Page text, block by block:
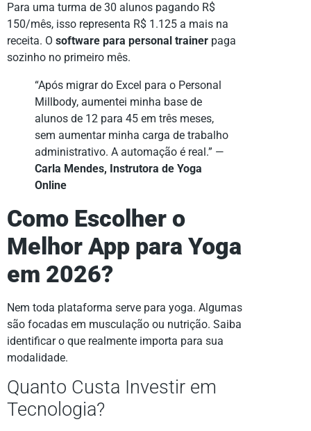
Para uma turma de 30 alunos pagando R$
150/mês, isso representa R$ 1.125 a mais na
receita. O software para personal trainer paga
sozinho no primeiro mês.
“Após migrar do Excel para o Personal
Millbody, aumentei minha base de
alunos de 12 para 45 em três meses,
sem aumentar minha carga de trabalho
administrativo. A automação é real.” —
Carla Mendes, Instrutora de Yoga
Online
Como Escolher o
Melhor App para Yoga
em 2026?
Nem toda plataforma serve para yoga. Algumas
são focadas em musculação ou nutrição. Saiba
identificar o que realmente importa para sua
modalidade.
Quanto Custa Investir em
Tecnologia?